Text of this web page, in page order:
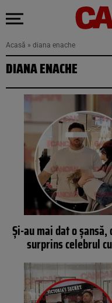
Acasă » diana enache
DIANA ENACHE
Și-au mai dat o
surprins celebrul